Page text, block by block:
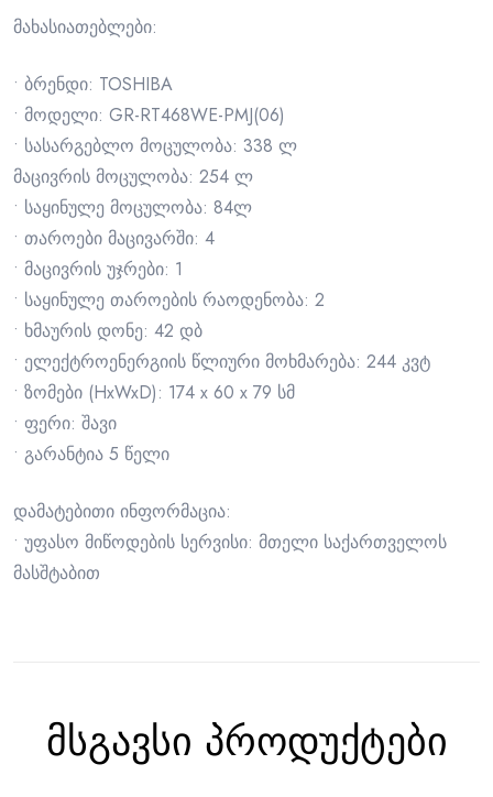
მახასიათებლები:
• ბრენდი: TOSHIBA
• მოდელი: GR-RT468WE-PMJ(06)
• სასარგებლო მოცულობა: 338 ლ
მაცივრის მოცულობა: 254 ლ
• საყინულე მოცულობა: 84ლ
• თაროები მაცივარში: 4
• მაცივრის უჯრები: 1
• საყინულე თაროების რაოდენობა: 2
• ხმაურის დონე: 42 დბ
• ელექტროენერგიის წლიური მოხმარება: 244 კვტ
• ზომები (HxWxD): 174 x 60 x 79 სმ
• ფერი: შავი
• გარანტია 5 წელი
დამატებითი ინფორმაცია:
• უფასო მიწოდების სერვისი: მთელი საქართველოს
მასშტაბით
მსგავსი პროდუქტები